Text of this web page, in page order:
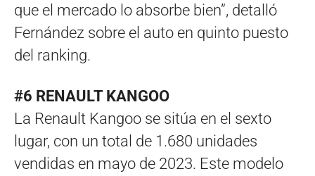
que el mercado lo absorbe bien”, detalló
Fernández sobre el auto en quinto puesto
del ranking.
#6 RENAULT KANGOO
La Renault Kangoo se sitúa en el sexto
lugar, con un total de 1.680 unidades
vendidas en mayo de 2023. Este modelo